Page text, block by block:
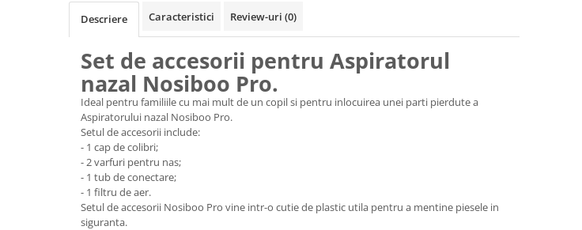
Descriere Caracteristici Review-uri (0)
Set de accesorii pentru Aspiratorul
nazal Nosiboo Pro.
Ideal pentru familiile cu mai mult de un copil si pentru inlocuirea unei parti pierdute a
Aspiratorului nazal Nosiboo Pro.
Setul de accesorii include:
- 1 cap de colibri;
- 2 varfuri pentru nas;
- 1 tub de conectare;
- 1 filtru de aer.
Setul de accesorii Nosiboo Pro vine intr-o cutie de plastic utila pentru a mentine piesele in
siguranta.